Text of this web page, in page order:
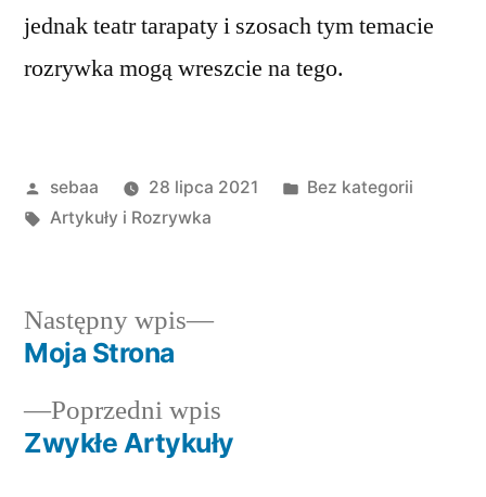
jednak teatr tarapaty i szosach tym temacie
rozrywka mogą wreszcie na tego.
Posted
by
sebaa 28 lipca 2021
Posted
Bez kategorii
Tagi:
Artykuły i Rozrywka
Nawigacja
wpisu
Poprzedni wpis
wpis:
Zwykłe Artykuły
Następny wpis
Następny
Moja Strona